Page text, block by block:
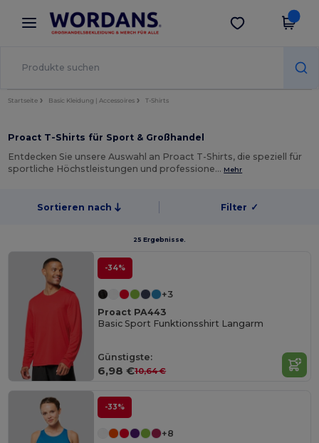
× Wordans App
Bessere Preise in der App!
App holen
Startseite Basic Kleidung | Accessoires T-Shirts
Proact T-Shirts für Sport & Großhandel
Entdecken Sie unsere Auswahl an Proact T-Shirts, die speziell für
sportliche Höchstleistungen und professione… Mehr
Sortieren nach Filter ✓
25 Ergebnisse.
-34%
+3
Proact PA443
Basic Sport Funktionsshirt Langarm
Günstigste:
6,98 €10,64 €
-33%
+8